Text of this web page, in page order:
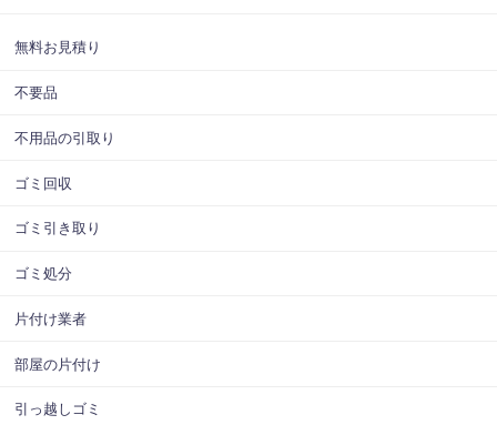
無料お見積り
不要品
不用品の引取り
ゴミ回収
ゴミ引き取り
ゴミ処分
片付け業者
部屋の片付け
引っ越しゴミ